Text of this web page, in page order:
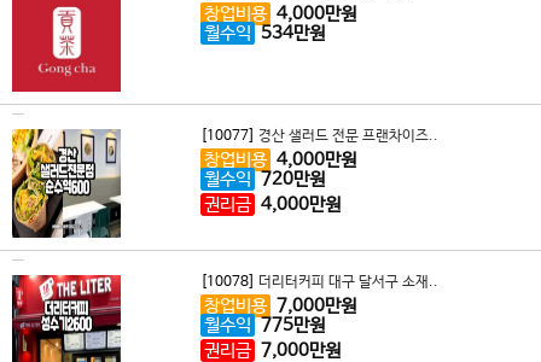
창업비용 4,000만원
월수익 534만원
[10077] 경산 샐러드 전문 프랜차이즈..
창업비용 4,000만원
월수익 720만원
권리금 4,000만원
[10078] 더리터커피 대구 달서구 소재..
창업비용 7,000만원
월수익 775만원
권리금 7,000만원